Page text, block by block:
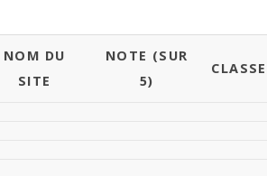
NOM DU
SITE
NOTE (SUR
5)